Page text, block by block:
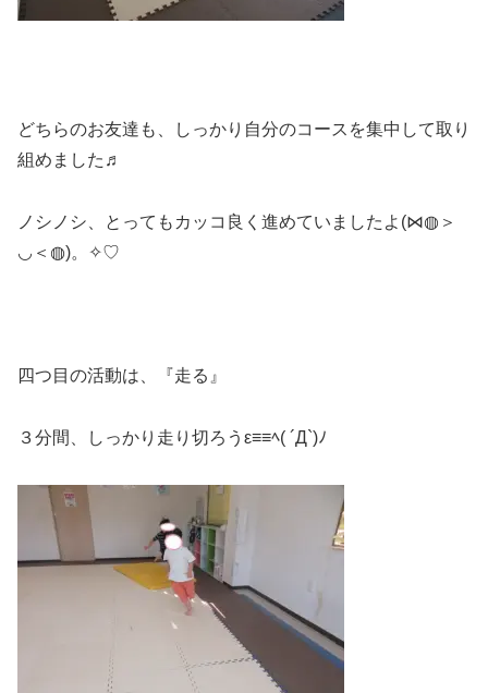
どちらのお友達も、しっかり自分のコースを集中して取り
組めました♬
ノシノシ、とってもカッコ良く進めていましたよ(⋈◍＞
◡＜◍)。✧♡
四つ目の活動は、『走る』
３分間、しっかり走り切ろうε≡≡ﾍ( ´Д`)ﾉ